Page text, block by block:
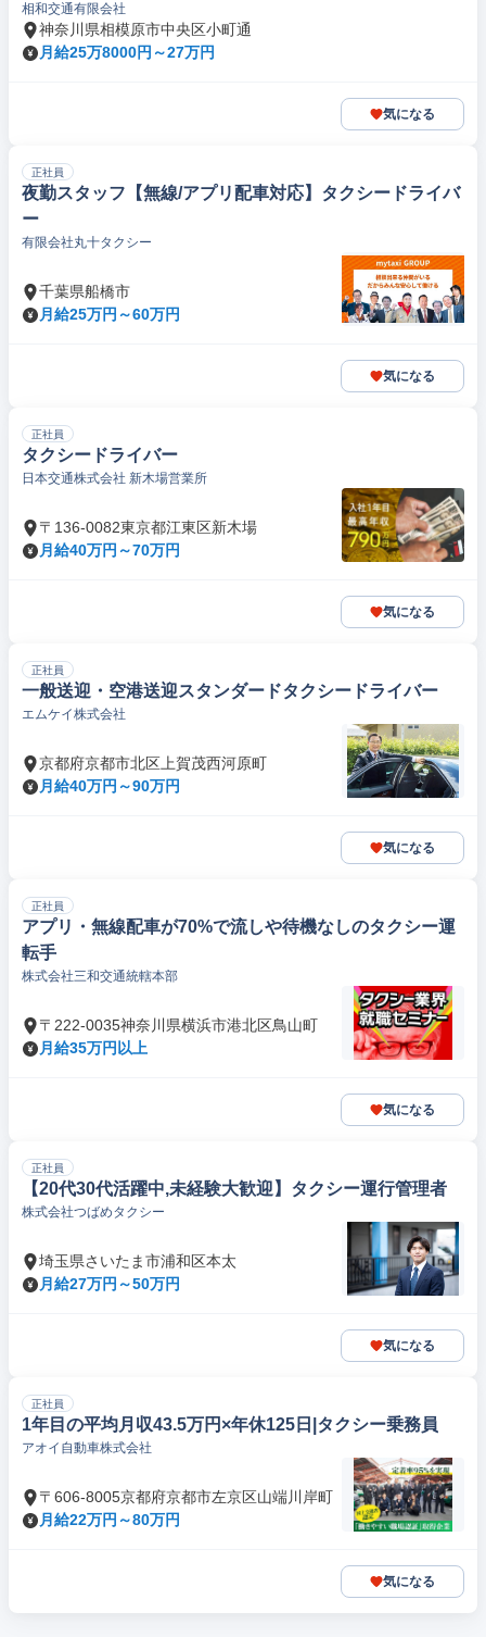
相和交通有限会社
神奈川県相模原市中央区小町通
月給25万8000円～27万円
気になる
正社員
夜勤スタッフ【無線/アプリ配車対応】タクシードライバ
ー
有限会社丸十タクシー
千葉県船橋市
月給25万円～60万円
気になる
正社員
タクシードライバー
日本交通株式会社 新木場営業所
〒136-0082東京都江東区新木場
月給40万円～70万円
気になる
正社員
一般送迎・空港送迎スタンダードタクシードライバー
エムケイ株式会社
京都府京都市北区上賀茂西河原町
月給40万円～90万円
気になる
正社員
アプリ・無線配車が70%で流しや待機なしのタクシー運
転手
株式会社三和交通統轄本部
〒222-0035神奈川県横浜市港北区鳥山町
月給35万円以上
気になる
正社員
【20代30代活躍中,未経験大歓迎】タクシー運行管理者
株式会社つばめタクシー
埼玉県さいたま市浦和区本太
月給27万円～50万円
気になる
正社員
1年目の平均月収43.5万円×年休125日|タクシー乗務員
アオイ自動車株式会社
〒606-8005京都府京都市左京区山端川岸町
月給22万円～80万円
気になる